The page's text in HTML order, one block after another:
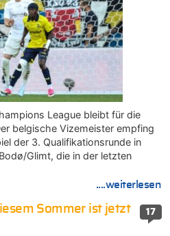
League bleibt für die
belgische Vizemeister empfing
der 3. Qualifikationsrunde in
Glimt, die in der letzten
....weiterlesen
17
Sommer ist jetzt